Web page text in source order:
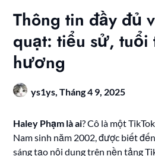
Thông tin đầy đủ
quạt: tiểu sử, tuổi
hương
ys1ys,Tháng 4 9, 2025
Haley Phạm là ai? Cô là một
Nam sinh năm 2002, được biết
sáng tạo nội dung trên nền tảng